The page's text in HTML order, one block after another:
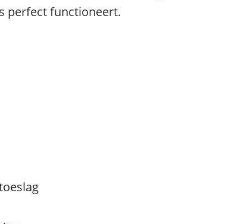
perfect functioneert.